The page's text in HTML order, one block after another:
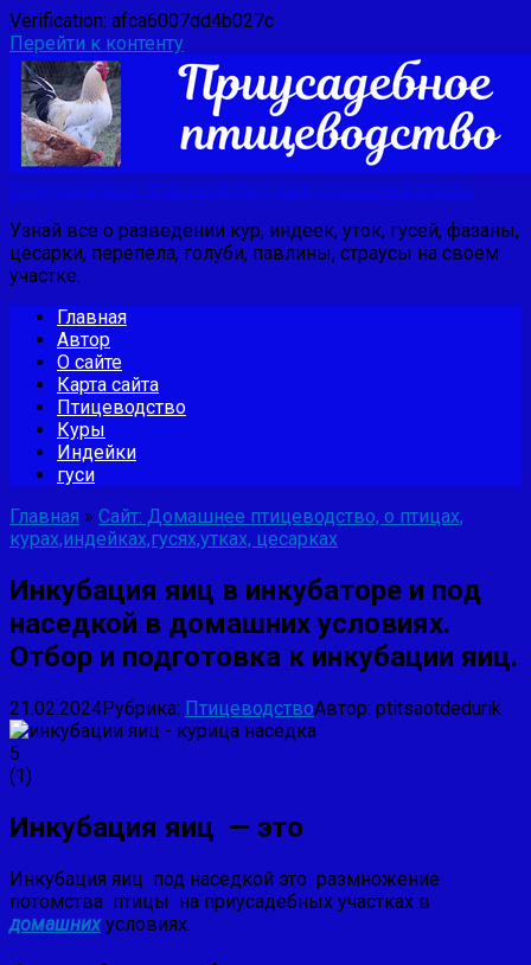
Verification: afca6007dd4b027c
Перейти к контенту
Приусадебное птицеводство: мир домашней птицы
Узнай все о разведении кур, индеек, уток, гусей, фазаны,
цесарки, перепела, голуби, павлины, страусы на своем
участке.
Главная
Автор
О сайте
Карта сайта
Птицеводство
Куры
Индейки
гуси
Главная » Сайт: Домашнее птицеводство, о птицах,
курах,индейках,гусях,утках, цесарках
Инкубация яиц в инкубаторе и под
наседкой в домашних условиях.
Отбор и подготовка к инкубации яиц.
21.02.2024Рубрика: ПтицеводствоАвтор: ptitsaotdedurik
5
(1)
Инкубация яиц — это
Инкубация яиц под наседкой это размножение
потомства птицы на приусадебных участках в
домашнихусловиях.